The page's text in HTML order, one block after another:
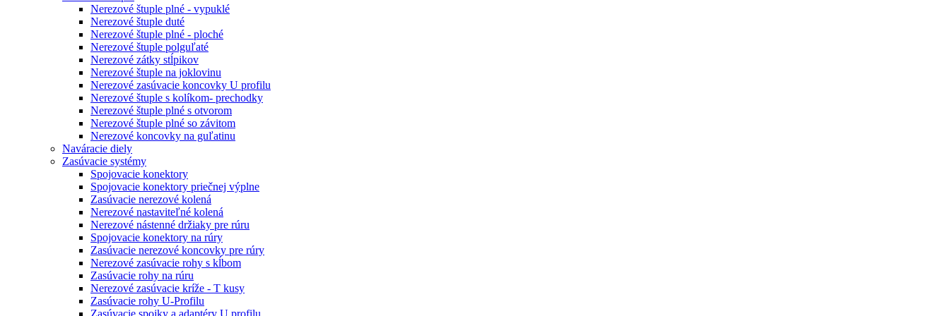
Nerezové štuple plné - vypuklé
Nerezové štuple duté
Nerezové štuple plné - ploché
Nerezové štuple polguľaté
Nerezové zátky stĺpikov
Nerezové štuple na joklovinu
Nerezové zasúvacie koncovky U profilu
Nerezové štuple s kolíkom- prechodky
Nerezové štuple plné s otvorom
Nerezové štuple plné so závitom
Nerezové koncovky na guľatinu
Naváracie diely
Zasúvacie systémy
Spojovacie konektory
Spojovacie konektory priečnej výplne
Zasúvacie nerezové kolená
Nerezové nastaviteľné kolená
Nerezové nástenné držiaky pre rúru
Spojovacie konektory na rúry
Zasúvacie nerezové koncovky pre rúry
Nerezové zasúvacie rohy s kĺbom
Zasúvacie rohy na rúru
Nerezové zasúvacie kríže - T kusy
Zasúvacie rohy U-Profilu
Zasúvacie spojky a adaptéry U profilu